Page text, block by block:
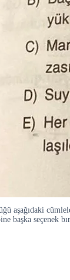
aşağıdaki
seçenek